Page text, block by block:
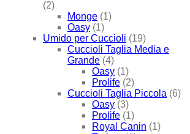
(2)
Monge (1)
Oasy (1)
Umido per Cuccioli (19)
Cuccioli Taglia Media e
Grande (4)
Oasy (1)
Prolife (2)
Cuccioli Taglia Piccola (6)
Oasy (3)
Prolife (1)
Royal Canin (1)